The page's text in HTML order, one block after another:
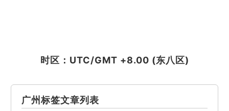
时区：UTC/GMT +8.00 (东八区)
广州标签文章列表